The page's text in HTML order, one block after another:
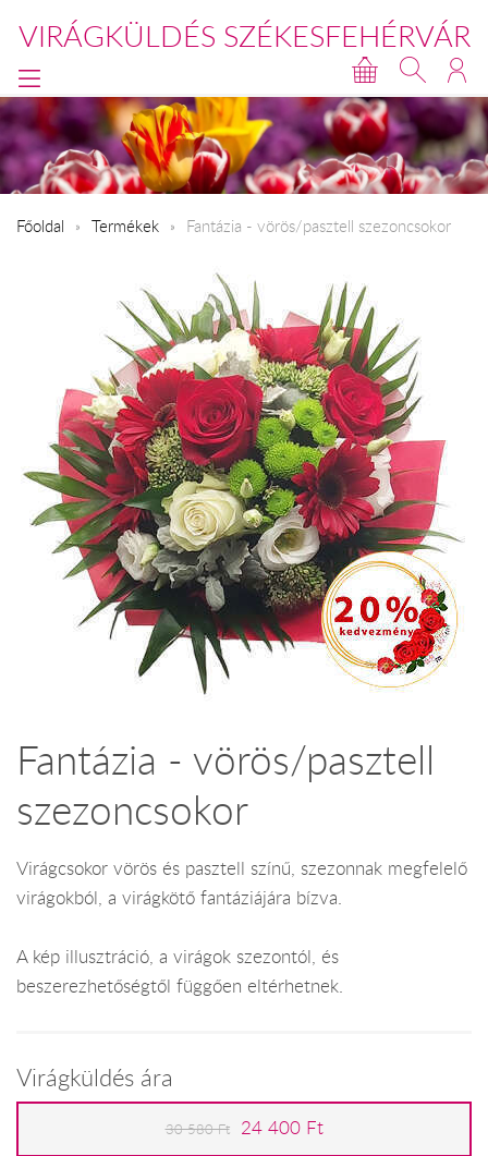
VIRÁGKÜLDÉS SZÉKESFEHÉRVÁR
Főoldal Termékek Fantázia - vörös/pasztell szezoncsokor
Fantázia - vörös/pasztell
szezoncsokor
Virágcsokor vörös és pasztell színű, szezonnak megfelelő
virágokból, a virágkötő fantáziájára bízva.
A kép illusztráció, a virágok szezontól, és
beszerezhetőségtől függően eltérhetnek.
Virágküldés ára
30 580 Ft 24 400 Ft